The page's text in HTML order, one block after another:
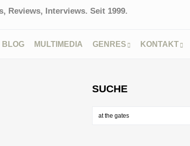
Reviews, Interviews. Seit 1999.
BLOG MULTIMEDIA GENRES KONTAKT
SUCHE